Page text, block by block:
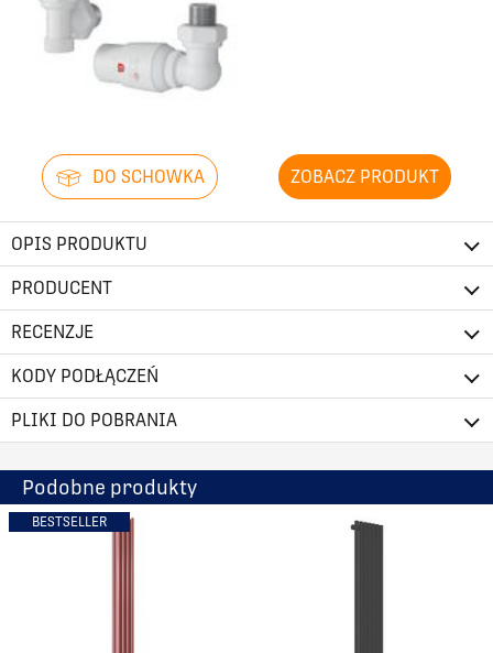
DO SCHOWKA ZOBACZ PRODUKT
OPIS PRODUKTU
PRODUCENT
RECENZJE
KODY PODŁĄCZEŃ
PLIKI DO POBRANIA
Podobne produkty
BESTSELLER